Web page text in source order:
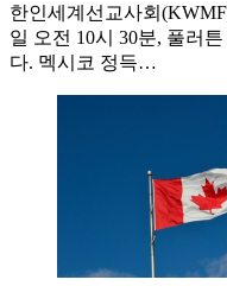
한인세계선교사회
일 오전 10시 30분, 풀러
다. 멕시코 정득…